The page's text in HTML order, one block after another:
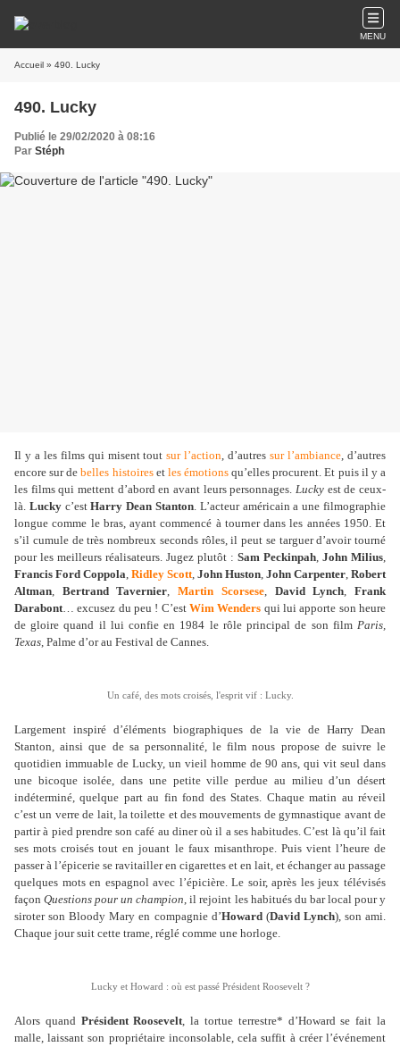
MENU
Accueil » 490. Lucky
490. Lucky
Publié le 29/02/2020 à 08:16
Par Stéph
Il y a les films qui misent toutsur l’action, d’autressur l’ambiance, d’autres
encore sur debelles histoireset les émotions qu’elles procurent. Et puis il y a
les films qui mettent d’abord en avant leurs personnages. Lucky est de ceux-
là. Luckyc’estHarry Dean Stanton. L’acteur américain a une filmographie
longue comme le bras, ayant commencé à tourner dans les années 1950. Et
s’il cumule de très nombreux seconds rôles, il peut se targuer d’avoir tourné
pour les meilleurs réalisateurs. Jugez plutôt : Sam Peckinpah, John Milius,
Francis Ford Coppola, Ridley Scott, John Huston, John Carpenter, Robert
Altman, Bertrand Tavernier,Martin Scorsese, David Lynch,Frank
Darabont… excusez du peu ! C’est Wim Wenders qui lui apporte son heure
de gloire quand il lui confie en 1984 le rôle principal de son film Paris,
Texas, Palme d’or au Festival de Cannes.
Un café, des mots croisés, l'esprit vif : Lucky.
Largement inspiré d’éléments biographiques de la vie de Harry Dean
Stanton, ainsi que de sa personnalité, le film nous propose de suivre le
quotidien immuable de Lucky, un vieil homme de 90 ans, qui vit seul dans
une bicoque isolée, dans une petite ville perdue au milieu d’un désert
indéterminé, quelque part au fin fond des States. Chaque matin au réveil
c’est un verre de lait, la toilette et des mouvements de gymnastique avant de
partir à pied prendre son café au diner où il a ses habitudes. C’est là qu’il fait
ses mots croisés tout en jouant le faux misanthrope. Puis vient l’heure de
passer à l’épicerie se ravitailler en cigarettes et en lait, et échanger au passage
quelques mots en espagnol avec l’épicière. Le soir, après les jeux télévisés
façonQuestions pour un champion, il rejoint les habitués du bar local pour y
siroter son Bloody Mary en compagnie d’Howard(David Lynch), son ami.
Chaque jour suit cette trame, réglé comme une horloge.
Lucky et Howard : où est passé Président Roosevelt ?
Alors quand Président Roosevelt, la tortue terrestre* d’Howard se fait la
malle, laissant son propriétaire inconsolable, cela suffit à créer l’événement